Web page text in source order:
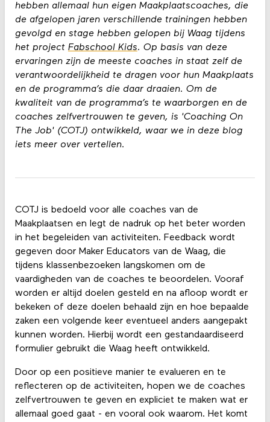
hebben allemaal hun eigen Maakplaatscoaches, die
de afgelopen jaren verschillende trainingen hebben
gevolgd en stage hebben gelopen bij Waag tijdens
het project Fabschool Kids. Op basis van deze
ervaringen zijn de meeste coaches in staat zelf de
verantwoordelijkheid te dragen voor hun Maakplaats
en de programma’s die daar draaien. Om de
kwaliteit van de programma’s te waarborgen en de
coaches zelfvertrouwen te geven, is 'Coaching On
The Job' (COTJ) ontwikkeld, waar we in deze blog
iets meer over vertellen.
COTJ is bedoeld voor alle coaches van de
Maakplaatsen en legt de nadruk op het beter worden
in het begeleiden van activiteiten. Feedback wordt
gegeven door Maker Educators van de Waag, die
tijdens klassenbezoeken langskomen om de
vaardigheden van de coaches te beoordelen. Vooraf
worden er altijd doelen gesteld en na afloop wordt er
bekeken of deze doelen behaald zijn en hoe bepaalde
zaken een volgende keer eventueel anders aangepakt
kunnen worden. Hierbij wordt een gestandaardiseerd
formulier gebruikt die Waag heeft ontwikkeld.
Door op een positieve manier te evalueren en te
reflecteren op de activiteiten, hopen we de coaches
zelfvertrouwen te geven en expliciet te maken wat er
allemaal goed gaat - en vooral ook waarom. Het komt